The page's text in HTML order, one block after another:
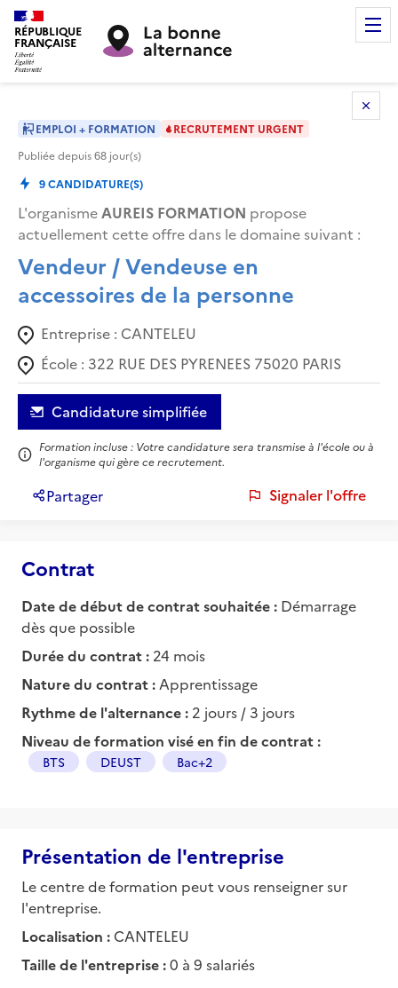
RÉPUBLIQUE
FRANÇAISE
EMPLOI + FORMATION
RECRUTEMENT URGENT
Publiée depuis68 jour(s)
9CANDIDATURE(S)
L'organismeAUREIS FORMATION propose
actuellement cette offre dans le domaine suivant :
Vendeur / Vendeuse en
accessoires de la personne
Entreprise : CANTELEU
École : 322 RUE DES PYRENEES 75020 PARIS
Candidature simplifiée
Formation incluse : Votre candidature sera transmise à l'école ou à
l'organisme qui gère ce recrutement.
Partager Signaler l'offre
Contrat
Date de début de contrat souhaitée : Démarrage
dès que possible
Durée du contrat : 24 mois
Nature du contrat : Apprentissage
Rythme de l'alternance : 2 jours / 3 jours
Niveau de formation visé en fin de contrat :
BTS DEUST Bac+2
Présentation de l'entreprise
Le centre de formation peut vous renseigner sur
l'entreprise.
Localisation : CANTELEU
Taille de l'entreprise :0 à 9 salariés